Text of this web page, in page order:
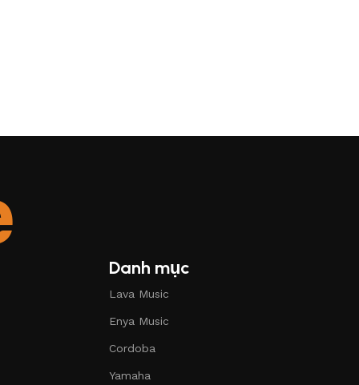
Danh mục
Lava Music
Enya Music
Cordoba
Yamaha